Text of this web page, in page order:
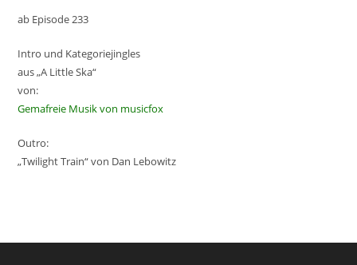
ab Episode 233
Intro und Kategoriejingles
aus „A Little Ska“
von:
Gemafreie Musik von musicfox
Outro:
„Twilight Train“ von Dan Lebowitz